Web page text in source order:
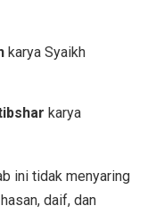
karya Syaikh
karya
ini tidak menyaring
daif, dan